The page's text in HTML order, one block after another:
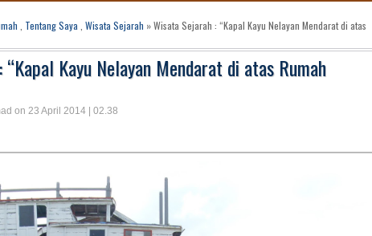
Tentang Saya Wisata Sejarah » Wisata Sejarah : “Kapal Kayu Nelayan Mendarat di atas
Kayu Nelayan Mendarat di atas Rumah
on 23 April 2014 | 02.38